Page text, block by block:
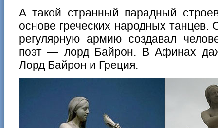
А такой странный парадный
основе греческих народных танцев.
регулярную армию создавал
поэт — лорд Байрон. В Афинах
Лорд Байрон и Греция.